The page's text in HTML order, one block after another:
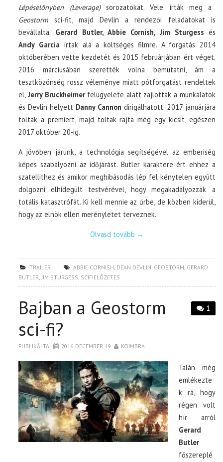
Lépéselőnyben (Leverage)sorozatokat. Vele írták meg a
Geostorm sci-fit, majd Devlin a rendezői feladatokat is
bevállalta. Gerard Butler, Abbie Cornish, Jim Sturgess és
Andy Garciaírtak alá a költséges filmre. A forgatás 2014
októberében vette kezdetét és 2015 februárjában ért véget.
2016 márciusában szerették volna bemutatni, ám a
tesztközönség rossz véleménye miatt pótforgatást rendeltek
el, Jerry Bruckheimerfelügyelete alatt zajlottak a munkálatok
és Devlin helyett Danny Cannon dirigálhatott. 2017 januárjára
tolták a premiert, majd toltak rajta még egy kicsit, egészen
2017 október 20-ig.
A jövőben járunk, a technológia segítségével az emberiség
képes szabályozni az időjárást. Butler karaktere ért ehhez a
szatellithez és amikor meghibásodás lép fel kénytelen együtt
dolgozni elhidegült testvérével, hogy megakadályozzák a
totális katasztrófát. Ki kell mennie az űrbe, de közben kiderül,
hogy az elnök ellen merényletet terveznek.
Olvasd tovább →
TRAILER ABBIE CORNISH, DEAN DEVLIN, GEOSTORM, GERARD
BUTLER,JIM STURGESS, SCIFIELŐZETES
1
Bajban a Geostorm
sci-fi?
PUBLIKÁLTA 2016. DECEMBER 19. KOIMBRA
Talán még
emlékezte
k rá, hogy
régen volt
hír arról
Gerard
Butler
főszereplé